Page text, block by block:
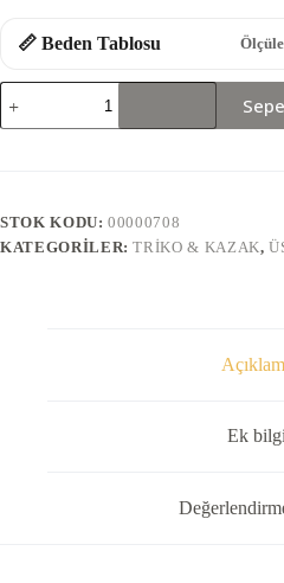
📏 Beden Tablosu
140573-
VİŞNE
NAKIŞ
STOK KODU:00000708
KATEGORILER:TRIKO & KAZAK,
Ek